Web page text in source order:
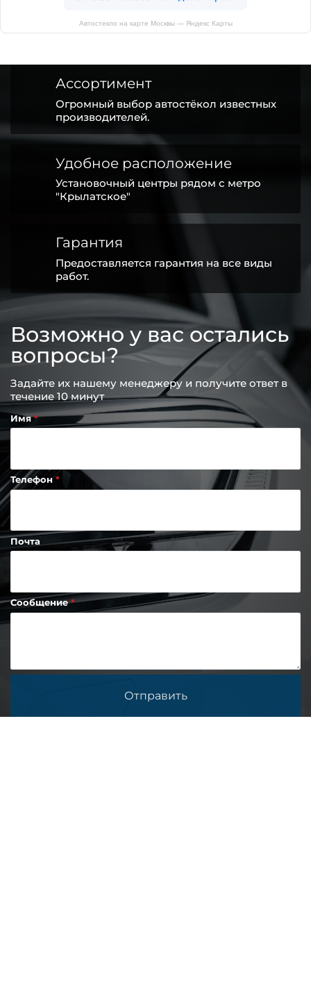
Автостекло на карте Москвы — Яндекс Карты
Ассортимент
Огромный выбор автостёкол известных
производителей.
Удобное расположение
Установочный центры рядом с метро
"Крылатское"
Гарантия
Предоставляется гарантия на все виды
работ.
Возможно у вас остались
вопросы?
Задайте их нашему менеджеру и получите ответ в
течение 10 минут
Имя
Телефон
Почта
Сообщение